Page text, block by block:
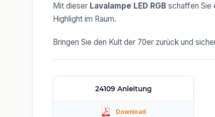
Mit dieser Lavalampe LED RGB schaffen Sie
Highlight im Raum.
Bringen Sie den Kult der 70er zurück und
24109 Anleitung